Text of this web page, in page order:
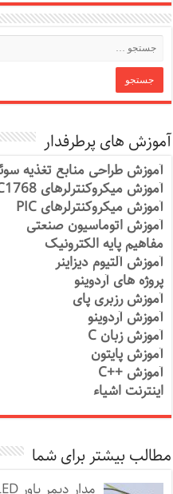
آموزش های پرطرفدار
آموزش طراحی منابع تغذیه
آموزش میکروکنترلرهای LPC1768
آموزش میکروکنترلرهای PIC
آموزش اتوماسیون صنعتی
مفاهیم پایه الکترونیک
آموزش آلتیوم دیزاینر
پروژه های آردوینو
آموزش رزبری پای
آموزش آردوینو
آموزش زبان C
آموزش پایتون
آموزش ++C
اینترنت اشیاء
مطالب بیشتر برای شما